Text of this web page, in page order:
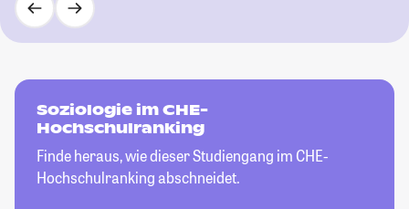
Soziologie im CHE-
Hochschulranking
Finde heraus, wie dieser Studiengang im CHE-
Hochschulranking abschneidet.